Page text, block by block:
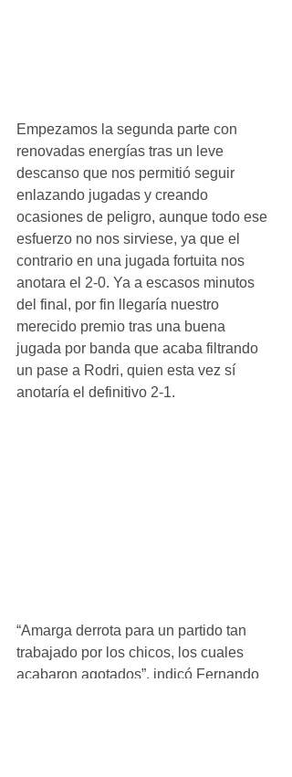
Empezamos la segunda parte con
renovadas energías tras un leve
descanso que nos permitió seguir
enlazando jugadas y creando
ocasiones de peligro, aunque todo ese
esfuerzo no nos sirviese, ya que el
contrario en una jugada fortuita nos
anotara el 2-0. Ya a escasos minutos
del final, por fin llegaría nuestro
merecido premio tras una buena
jugada por banda que acaba filtrando
un pase a Rodri, quien esta vez sí
anotaría el definitivo 2-1.
“Amarga derrota para un partido tan
trabajado por los chicos, los cuales
acabaron agotados”, indicó Fernando